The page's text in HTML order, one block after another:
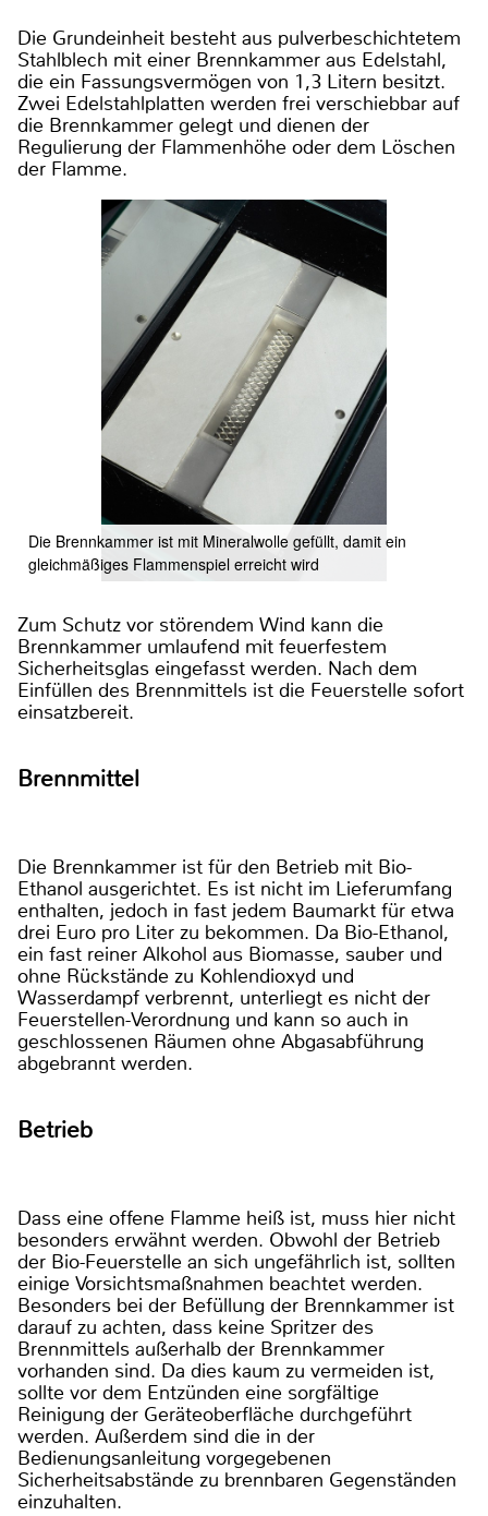
Die Grundeinheit besteht aus pulverbeschichtetem
Stahlblech mit einer Brennkammer aus Edelstahl,
die ein Fassungsvermögen von 1,3 Litern besitzt.
Zwei Edelstahlplatten werden frei verschiebbar auf
die Brennkammer gelegt und dienen der
Regulierung der Flammenhöhe oder dem Löschen
der Flamme.
Die Brennkammer ist mit Mineralwolle gefüllt, damit ein
gleichmäßiges Flammenspiel erreicht wird
Zum Schutz vor störendem Wind kann die
Brennkammer umlaufend mit feuerfestem
Sicherheitsglas eingefasst werden. Nach dem
Einfüllen des Brennmittels ist die Feuerstelle sofort
einsatzbereit.
Brennmittel
Die Brennkammer ist für den Betrieb mit Bio-
Ethanol ausgerichtet. Es ist nicht im Lieferumfang
enthalten, jedoch in fast jedem Baumarkt für etwa
drei Euro pro Liter zu bekommen. Da Bio-Ethanol,
ein fast reiner Alkohol aus Biomasse, sauber und
ohne Rückstände zu Kohlendioxyd und
Wasserdampf verbrennt, unterliegt es nicht der
Feuerstellen-Verordnung und kann so auch in
geschlossenen Räumen ohne Abgasabführung
abgebrannt werden.
Betrieb
Dass eine offene Flamme heiß ist, muss hier nicht
besonders erwähnt werden. Obwohl der Betrieb
der Bio-Feuerstelle an sich ungefährlich ist, sollten
einige Vorsichtsmaßnahmen beachtet werden.
Besonders bei der Befüllung der Brennkammer ist
darauf zu achten, dass keine Spritzer des
Brennmittels außerhalb der Brennkammer
vorhanden sind. Da dies kaum zu vermeiden ist,
sollte vor dem Entzünden eine sorgfältige
Reinigung der Geräteoberfläche durchgeführt
werden. Außerdem sind die in der
Bedienungsanleitung vorgegebenen
Sicherheitsabstände zu brennbaren Gegenständen
einzuhalten.